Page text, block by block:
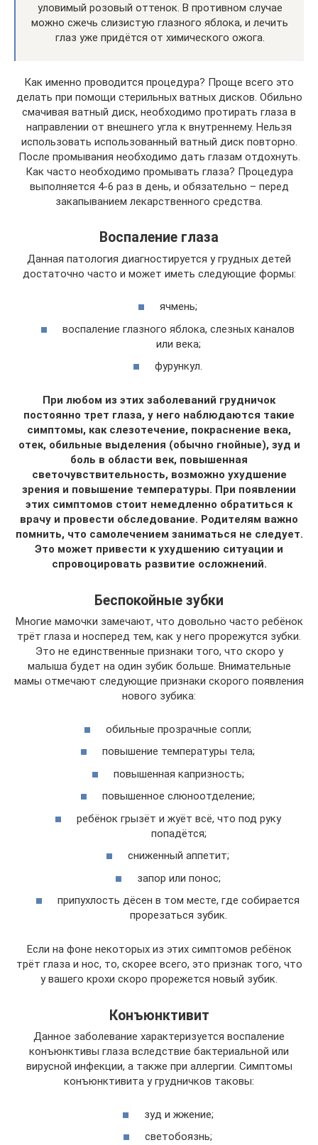
уловимый розовый оттенок. В противном случае
можно сжечь слизистую глазного яблока, и лечить
глаз уже придётся от химического ожога.
Как именно проводится процедура? Проще всего это
делать при помощи стерильных ватных дисков. Обильно
смачивая ватный диск, необходимо протирать глаза в
направлении от внешнего угла к внутреннему. Нельзя
использовать использованный ватный диск повторно.
После промывания необходимо дать глазам отдохнуть.
Как часто необходимо промывать глаза? Процедура
выполняется 4-6 раз в день, и обязательно – перед
закапыванием лекарственного средства.
Воспаление глаза
Данная патология диагностируется у грудных детей
достаточно часто и может иметь следующие формы:
ячмень;
воспаление глазного яблока, слезных каналов
или века;
фурункул.
При любом из этих заболеваний грудничок
постоянно трет глаза, у него наблюдаются такие
симптомы, как слезотечение, покраснение века,
отек, обильные выделения (обычно гнойные), зуд и
боль в области век, повышенная
светочувствительность, возможно ухудшение
зрения и повышение температуры. При появлении
этих симптомов стоит немедленно обратиться к
врачу и провести обследование. Родителям важно
помнить, что самолечением заниматься не следует.
Это может привести к ухудшению ситуации и
спровоцировать развитие осложнений.
Беспокойные зубки
Многие мамочки замечают, что довольно часто ребёнок
трёт глаза и носперед тем, как у него прорежутся зубки.
Это не единственные признаки того, что скоро у
малыша будет на один зубик больше. Внимательные
мамы отмечают следующие признаки скорого появления
нового зубика:
обильные прозрачные сопли;
повышение температуры тела;
повышенная капризность;
повышенное слюноотделение;
ребёнок грызёт и жуёт всё, что под руку
попадётся;
сниженный аппетит;
запор или понос;
припухлость дёсен в том месте, где собирается
прорезаться зубик.
Если на фоне некоторых из этих симптомов ребёнок
трёт глаза и нос, то, скорее всего, это признак того, что
у вашего крохи скоро прорежется новый зубик.
Конъюнктивит
Данное заболевание характеризуется воспаление
конъюнктивы глаза вследствие бактериальной или
вирусной инфекции, а также при аллергии. Симптомы
конъюнктивита у грудничков таковы:
зуд и жжение;
светобоязнь;